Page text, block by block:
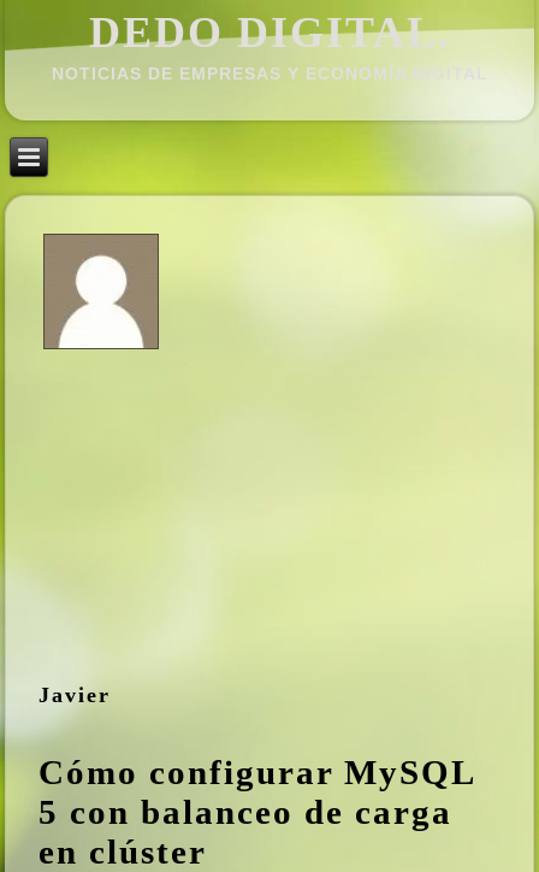
DEDO DIGITAL.
NOTICIAS DE EMPRESAS Y ECONOMÍ­A DIGITAL
Javier
Cómo configurar MySQL
5 con balanceo de carga
en clúster